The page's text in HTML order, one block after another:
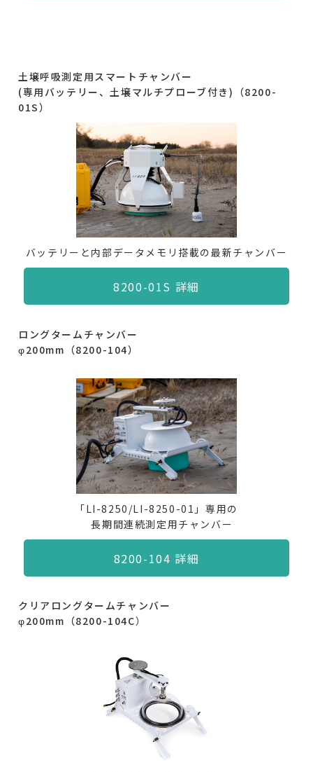
土壌呼吸測定用スマートチャンバー
(専用バッテリー、土壌マルチプローブ付き)（8200-
01S）
バッテリーと内部データメモリ搭載の最新チャンバー
8200-01S 詳細
ロングタームチャンバー
φ200mm（8200-104）
「LI-8250/LI-8250-01」専用の
長期間連続測定用チャンバー
8200-104 詳細
クリアロングタームチャンバー
φ200mm（8200-104C）